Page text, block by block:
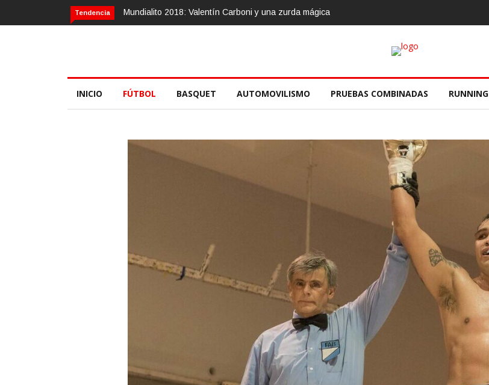
Tendencia Calvario Race 2018, 10 de noviembre
INICIO FÚTBOL BASQUET AUTOMOVILISMO PRUEBAS COMBINADAS RUNNING